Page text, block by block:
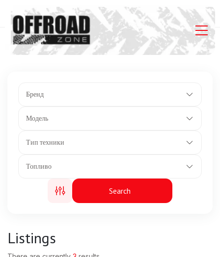
Главная Listings Мощность: 90 л.с.
Бренд
Модель
Тип техники
Топливо
Search
Listings